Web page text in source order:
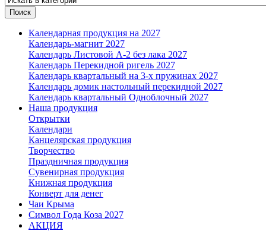
Поиск
Календарная продукция на 2027
Календарь-магнит 2027
Календарь Листовой А-2 без лака 2027
Календарь Перекидной ригель 2027
Календарь квартальный на 3-х пружинах 2027
Календарь домик настольный перекидной 2027
Календарь квартальный Одноблочный 2027
Наша продукция
Открытки
Календари
Канцелярская продукция
Творчество
Праздничная продукция
Сувенирная продукция
Книжная продукция
Конверт для денег
Чаи Крыма
Символ Года Коза 2027
АКЦИЯ